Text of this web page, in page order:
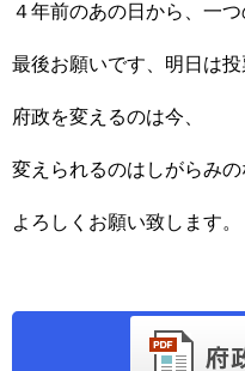
４年前のあの日から、一
最後お願いです、明日は投
府政を変えるのは今、
変えられるのはしがらみの
よろしくお願い致します。